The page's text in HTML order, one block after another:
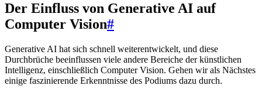
Der Einfluss von Generative AI auf
Computer Vision#
Generative AI hat sich schnell weiterentwickelt, und diese
Durchbrüche beeinflussen viele andere Bereiche der künstlichen
Intelligenz, einschließlich Computer Vision. Gehen wir als Nächstes
einige faszinierende Erkenntnisse des Podiums dazu durch.